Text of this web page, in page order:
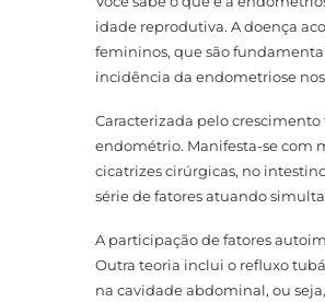
idade reprodutiva. A doença
femininos, que são
incidência da endometriose
Caracterizada pelo
endométrio. Manifesta-se com
cicatrizes cirúrgicas, no
série de fatores atuando
A participação de fatores
Outra teoria inclui o refluxo
na cavidade abdominal, ou